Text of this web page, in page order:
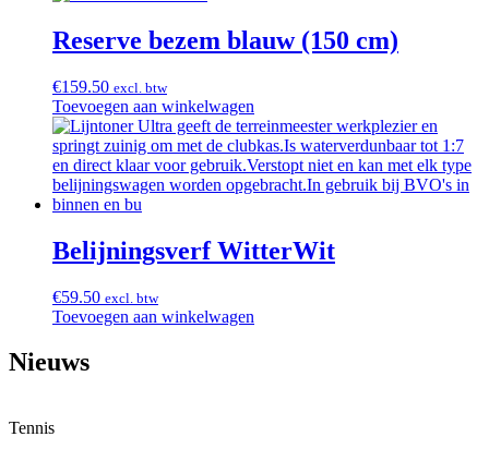
Reserve bezem blauw (150 cm)
€159.50 excl. btw
Toevoegen aan winkelwagen
Belijningsverf WitterWit
€59.50 excl. btw
Toevoegen aan winkelwagen
Nieuws
Tennis